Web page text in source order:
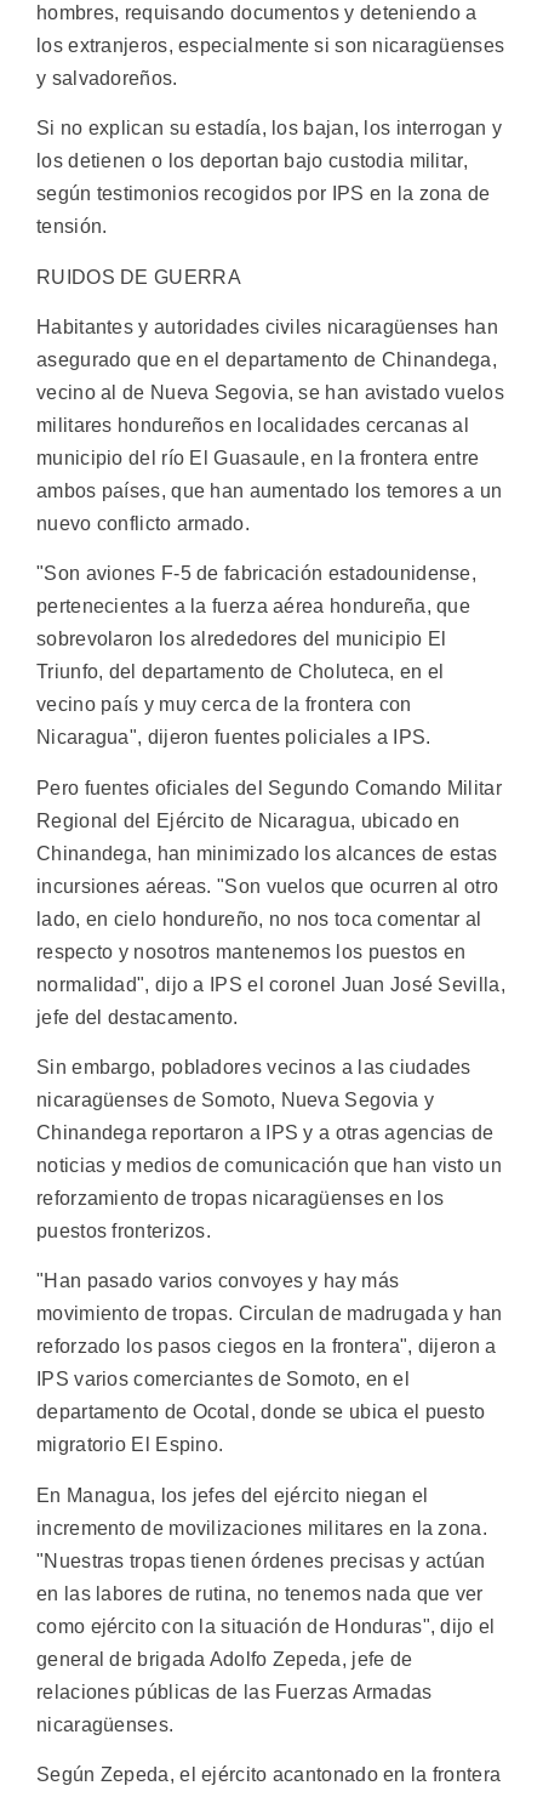
hombres, requisando documentos y deteniendo a
los extranjeros, especialmente si son nicaragüenses
y salvadoreños.
Si no explican su estadía, los bajan, los interrogan y
los detienen o los deportan bajo custodia militar,
según testimonios recogidos por IPS en la zona de
tensión.
RUIDOS DE GUERRA
Habitantes y autoridades civiles nicaragüenses han
asegurado que en el departamento de Chinandega,
vecino al de Nueva Segovia, se han avistado vuelos
militares hondureños en localidades cercanas al
municipio del río El Guasaule, en la frontera entre
ambos países, que han aumentado los temores a un
nuevo conflicto armado.
"Son aviones F-5 de fabricación estadounidense,
pertenecientes a la fuerza aérea hondureña, que
sobrevolaron los alrededores del municipio El
Triunfo, del departamento de Choluteca, en el
vecino país y muy cerca de la frontera con
Nicaragua", dijeron fuentes policiales a IPS.
Pero fuentes oficiales del Segundo Comando Militar
Regional del Ejército de Nicaragua, ubicado en
Chinandega, han minimizado los alcances de estas
incursiones aéreas. "Son vuelos que ocurren al otro
lado, en cielo hondureño, no nos toca comentar al
respecto y nosotros mantenemos los puestos en
normalidad", dijo a IPS el coronel Juan José Sevilla,
jefe del destacamento.
Sin embargo, pobladores vecinos a las ciudades
nicaragüenses de Somoto, Nueva Segovia y
Chinandega reportaron a IPS y a otras agencias de
noticias y medios de comunicación que han visto un
reforzamiento de tropas nicaragüenses en los
puestos fronterizos.
"Han pasado varios convoyes y hay más
movimiento de tropas. Circulan de madrugada y han
reforzado los pasos ciegos en la frontera", dijeron a
IPS varios comerciantes de Somoto, en el
departamento de Ocotal, donde se ubica el puesto
migratorio El Espino.
En Managua, los jefes del ejército niegan el
incremento de movilizaciones militares en la zona.
"Nuestras tropas tienen órdenes precisas y actúan
en las labores de rutina, no tenemos nada que ver
como ejército con la situación de Honduras", dijo el
general de brigada Adolfo Zepeda, jefe de
relaciones públicas de las Fuerzas Armadas
nicaragüenses.
Según Zepeda, el ejército acantonado en la frontera